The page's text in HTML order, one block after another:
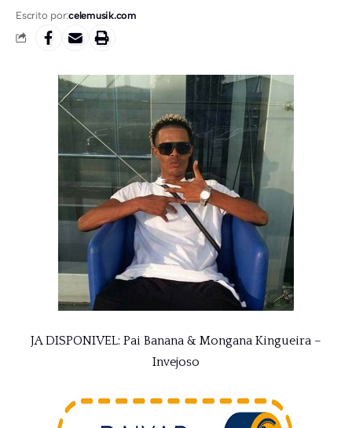
Escrito por:celemusik.com
JA DISPONIVEL: Pai Banana & Mongana Kingueira –
Invejoso